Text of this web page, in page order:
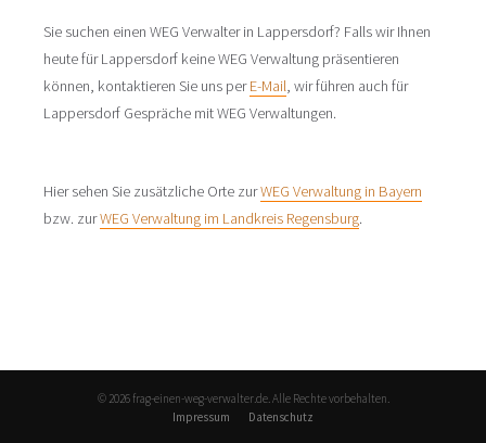
Sie suchen einen WEG Verwalter in Lappersdorf? Falls wir Ihnen
heute für Lappersdorf keine WEG Verwaltung präsentieren
können, kontaktieren Sie uns perE-Mail, wir führen auch für
Lappersdorf Gespräche mit WEG Verwaltungen.
Hier sehen Sie zusätzliche Orte zurWEG Verwaltung in Bayern
bzw. zurWEG Verwaltung im Landkreis Regensburg.
© 2026 frag-einen-weg-verwalter.de. Alle Rechte vorbehalten.
Impressum
Datenschutz